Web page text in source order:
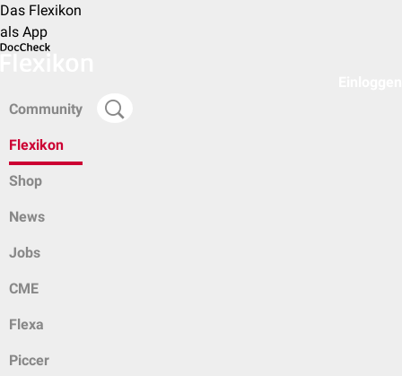
Das Flexikon
als App
Community
Flexikon
Shop
News
Jobs
CME
Flexa
Piccer